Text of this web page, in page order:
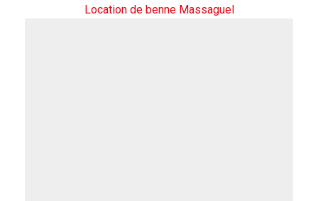
Location de benne Massaguel